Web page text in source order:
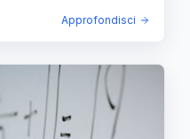
Approfondisci